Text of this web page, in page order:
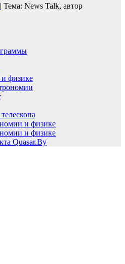
| Тема: News Talk, автор
физике
и физике
и физике
Quasar.By